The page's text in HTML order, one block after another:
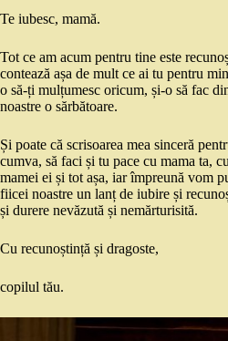
Te iubesc, mamă.
Tot ce am acum pentru tine este
contează așa de mult ce ai tu pentru
o să-ți mulțumesc oricum, și-o să fac
noastre o sărbătoare.
Și poate că scrisoarea mea sinceră
cumva, să faci și tu pace cu mama ta,
mamei ei și tot așa, iar împreună vom
fiicei noastre un lanț de iubire și
și durere nevăzută și nemărturisită.
Cu recunoștință și dragoste,
copilul tău.